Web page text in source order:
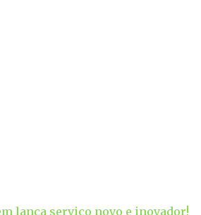
lança serviço novo e inovador!